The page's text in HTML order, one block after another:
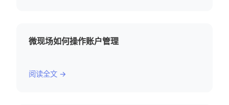
微现场如何操作账户管理
阅读全文 →